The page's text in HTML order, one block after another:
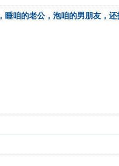
睡咱的老公，泡咱的男朋友，还